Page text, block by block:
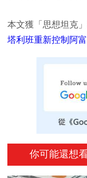
本文獲「思想坦克
塔利班重新控制阿
你可能還想